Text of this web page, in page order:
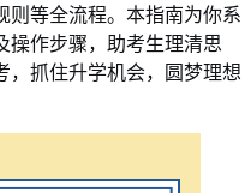
则等全流程。本指南为你系
操作步骤，助考生理清思
，抓住升学机会，圆梦理想